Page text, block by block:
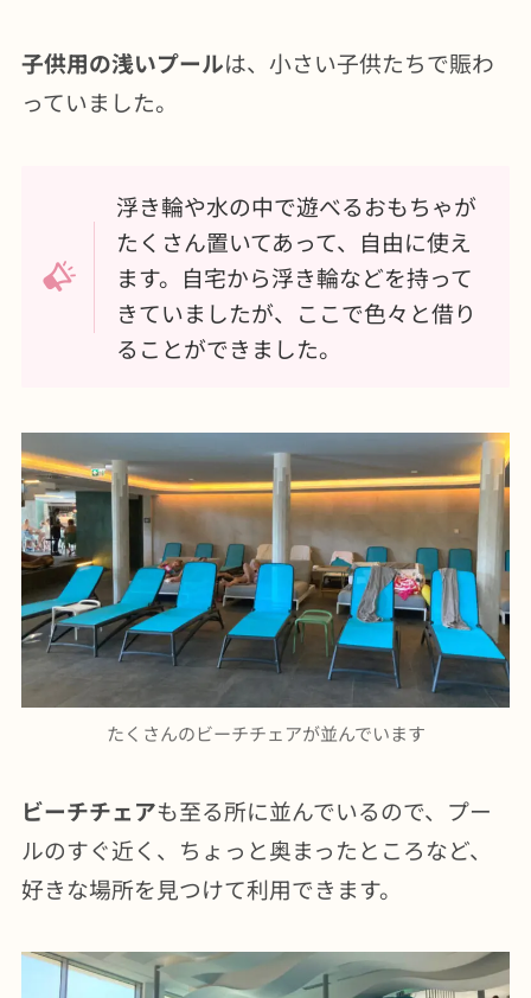
子供用の浅いプールは、小さい子供たちで賑わ
っていました。
浮き輪や水の中で遊べるおもちゃが
たくさん置いてあって、自由に使え
ます。自宅から浮き輪などを持って
きていましたが、ここで色々と借り
ることができました。
たくさんのビーチチェアが並んでいます
ビーチチェアも至る所に並んでいるので、プー
ルのすぐ近く、ちょっと奥まったところなど、
好きな場所を見つけて利用できます。